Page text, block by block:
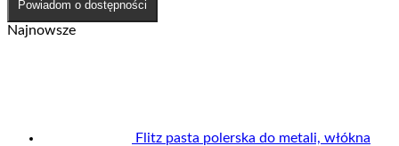
Powiadom o dostępności
Najnowsze
Flitz pasta polerska do metali, włókna